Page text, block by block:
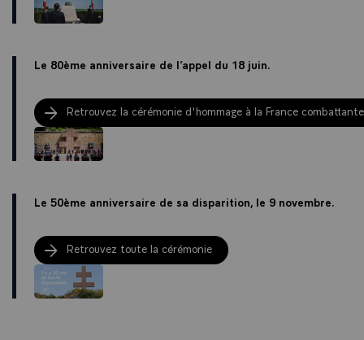
Le 80ème anniversaire de l’appel du 18 juin.
Retrouvez la cérémonie d'hommage à la France
Le 50ème anniversaire de sa disparition, le 9 novembre.
Retrouvez toute la cérémonie